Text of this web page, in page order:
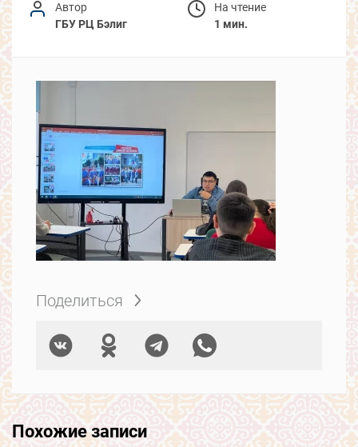
Автор
ГБУ РЦ Бэлиг
На чтение
1 мин.
Поделиться
Похожие записи